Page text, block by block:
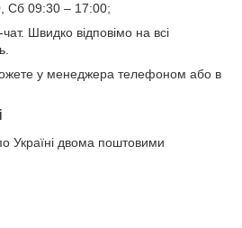
Сб 09:30 – 17:00;
Швидко відповімо на всі
у менеджера телефоном або в
Україні двома поштовими